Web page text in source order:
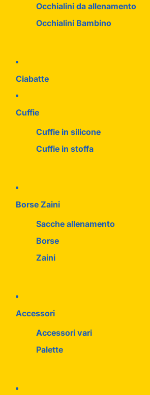
Occhialini da allenamento
Occhialini Bambino
Ciabatte
Cuffie
Cuffie in silicone
Cuffie in stoffa
Borse Zaini
Sacche allenamento
Borse
Zaini
Accessori
Accessori vari
Palette